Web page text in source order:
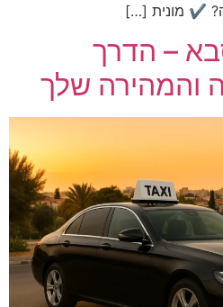
✔️ מונית […]
– הדרך
והמהירה שלך